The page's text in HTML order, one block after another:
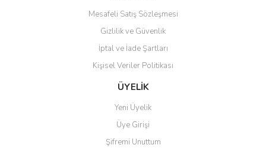
Gönder
Mesafeli Satış Sözleşmesi
Gizlilik ve Güvenlik
İptal ve İade Şartları
Kişisel Veriler Politikası
ÜYELİK
Yeni Üyelik
Üye Girişi
Şifremi Unuttum